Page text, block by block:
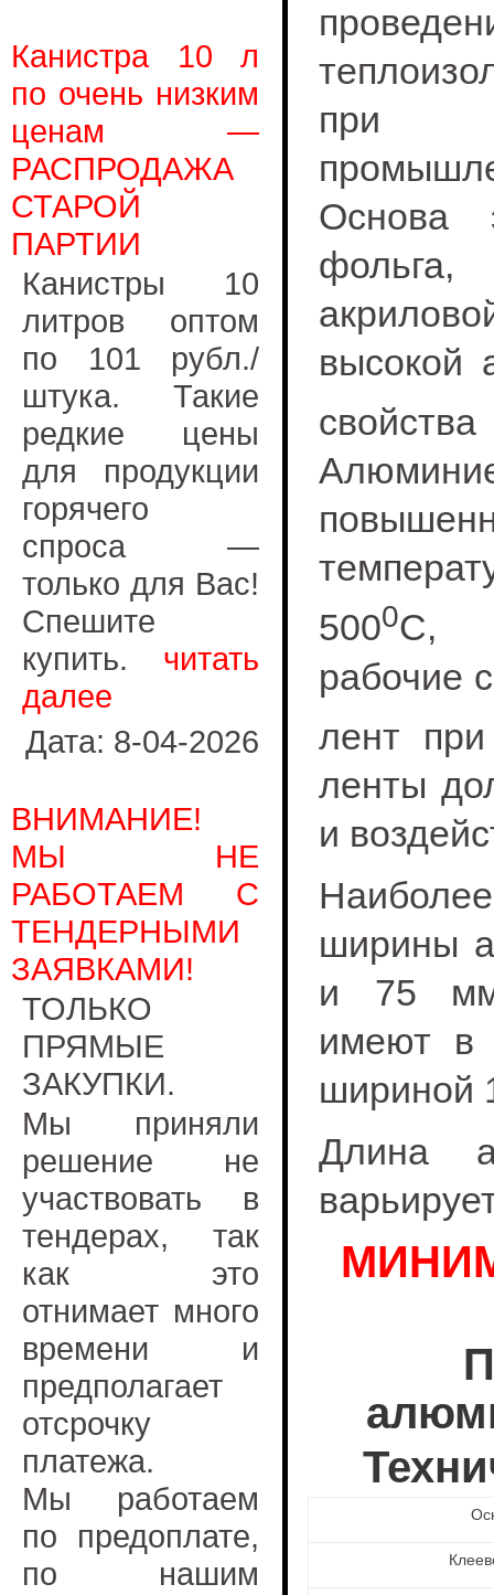
Канистра 10 л
по очень низким
ценам —
РАСПРОДАЖА
СТАРОЙ
ПАРТИИ
Канистры 10
литров оптом
по 101 рубл./
штука. Такие
редкие цены
для продукции
горячего
спроса —
только для Вас!
Спешите
купить. читать
далее
Дата: 8-04-2026
ВНИМАНИЕ!
МЫ НЕ
РАБОТАЕМ С
ТЕНДЕРНЫМИ
ЗАЯВКАМИ!
ТОЛЬКО
ПРЯМЫЕ
ЗАКУПКИ.
Мы приняли
решение не
участвовать в
тендерах, так
как это
отнимает много
времени и
предполагает
отсрочку
платежа.
Мы работаем
по предоплате,
по нашим
при
Основа
высокой
5000С,
рабочие
лент
ленты
и
ширины
и 75 мм.
имеют в
шириной
Длина